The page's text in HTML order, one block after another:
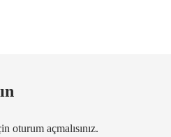
oturum açmalısınız.